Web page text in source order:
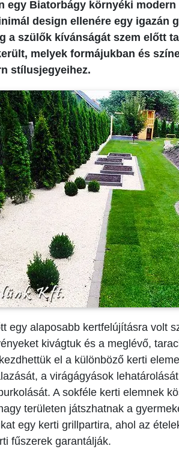
egy Biatorbágy környéki
design ellenére egy igazán
a szülők kívánságát szem előtt
melyek formájukban és
stílusjegyeihez.
egy alaposabb kertfelújításra volt
kivágtuk és a meglévő,
el a különböző kerti
a virágágyások
A sokféle kerti elemnek
területen játszhatnak a
egy kerti grillpartira, ahol az
fűszerek garantálják.